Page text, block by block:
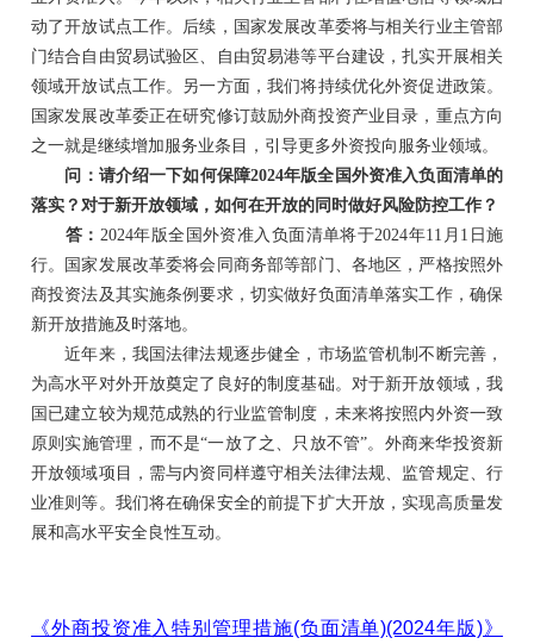
动了开放试点工作。后续，国家发展改革委将与相关行业主管部
门结合自由贸易试验区、自由贸易港等平台建设，扎实开展相关
领域开放试点工作。另一方面，我们将持续优化外资促进政策。
国家发展改革委正在研究修订鼓励外商投资产业目录，重点方向
之一就是继续增加服务业条目，引导更多外资投向服务业领域。
问：请介绍一下如何保障2024年版全国外资准入负面清单的
落实？对于新开放领域，如何在开放的同时做好风险防控工作？
答： 2024年版全国外资准入负面清单将于2024年11月1日施
行。国家发展改革委将会同商务部等部门、各地区，严格按照外
商投资法及其实施条例要求，切实做好负面清单落实工作，确保
新开放措施及时落地。
近年来，我国法律法规逐步健全，市场监管机制不断完善，
为高水平对外开放奠定了良好的制度基础。对于新开放领域，我
国已建立较为规范成熟的行业监管制度，未来将按照内外资一致
原则实施管理，而不是“一放了之、只放不管”。外商来华投资新
开放领域项目，需与内资同样遵守相关法律法规、监管规定、行
业准则等。我们将在确保安全的前提下扩大开放，实现高质量发
展和高水平安全良性互动。
《外商投资准入特别管理措施(负面清单)(2024年版)》